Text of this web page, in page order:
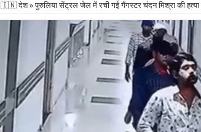
🇮🇳 देश » पुरुलिया सेंट्रल जेल में रची गई गैंगस्टर चंदन मिश्रा की